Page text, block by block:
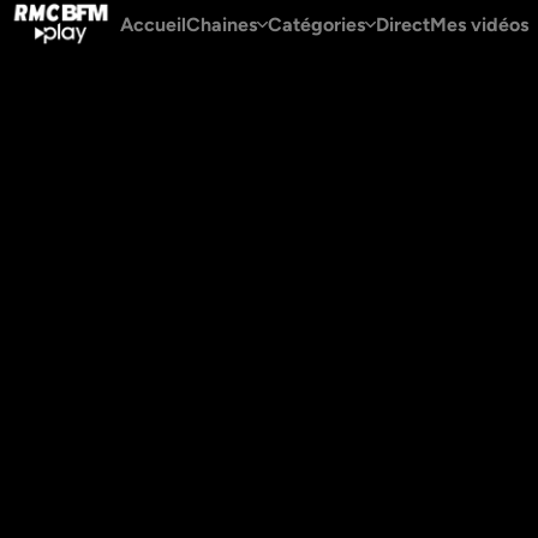
AccueilChaines Catégories DirectMes vidéos